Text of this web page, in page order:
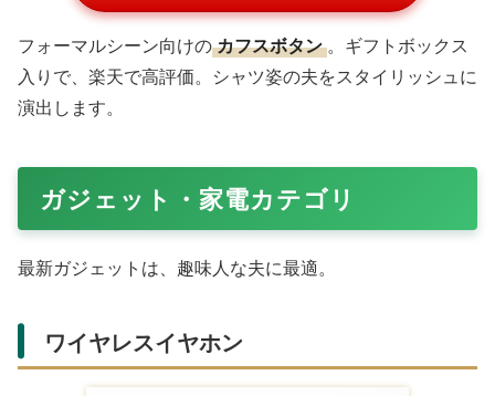
本革のメンズベルト
は、調整可能でフィット感抜群。
Amazonの人気商品で、仕事・プライベート両用。バック
ルデザインが洗練され、夫のコーディネートを格上げしま
カフスボタンセット